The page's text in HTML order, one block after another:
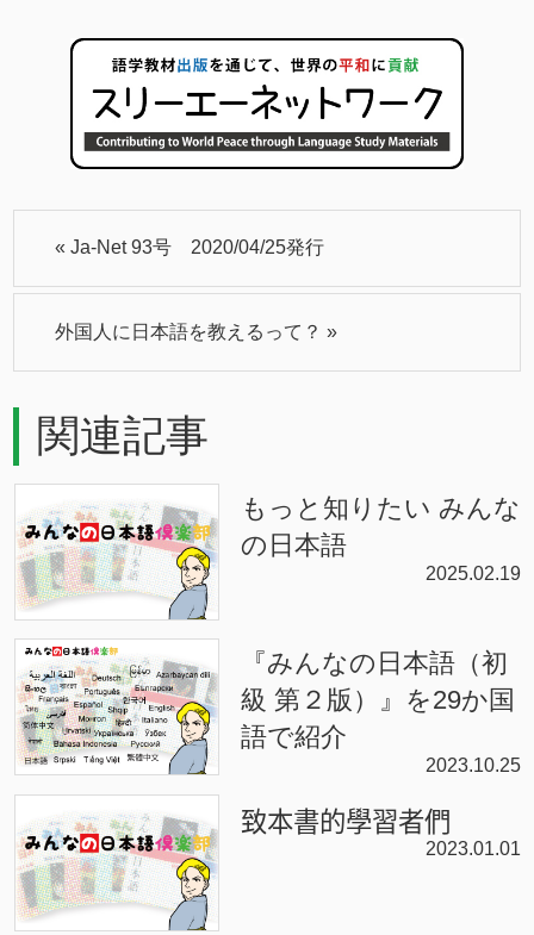
«Ja-Net 93号 2020/04/25発行
外国人に日本語を教えるって？ »
関連記事
もっと知りたい みんな
の日本語
2025.02.19
『みんなの日本語（初
級 第２版）』を29か国
語で紹介
2023.10.25
致本書的學習者們
2023.01.01